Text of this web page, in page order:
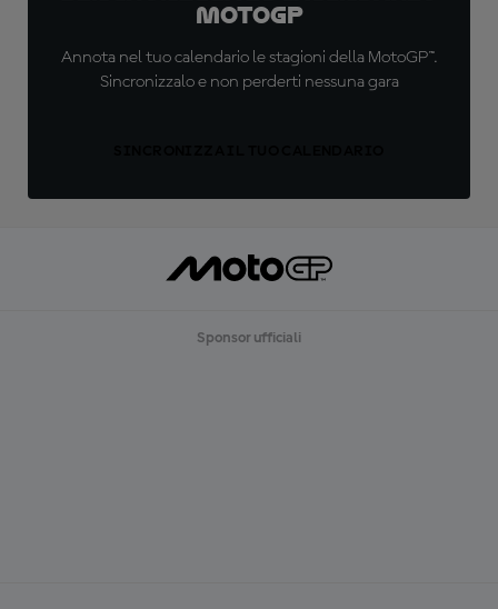
MotoGP
Annota nel tuo calendario le stagioni della MotoGP™.
Sincronizzalo e non perderti nessuna gara
Sponsor ufficiali